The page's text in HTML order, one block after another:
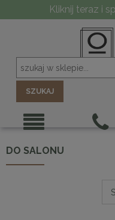
Kliknij teraz i
SZUKAJ
DO SALONU